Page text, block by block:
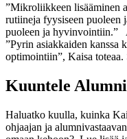
”Mikroliikkeen lisääminen
rutiineja fyysiseen puoleen
puoleen ja hyvinvointiin.”
”Pyrin asiakkaiden kanssa
optimointiin”, Kaisa
Kuuntele
Haluatko kuulla, kuinka
ohjaajan ja